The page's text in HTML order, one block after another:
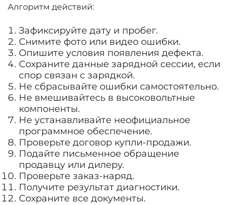
Алгоритм действий:
Зафиксируйте дату и пробег.
Снимите фото или видео ошибки.
Опишите условия появления дефекта.
Сохраните данные зарядной сессии, если
спор связан с зарядкой.
Не сбрасывайте ошибки самостоятельно.
Не вмешивайтесь в высоковольтные
компоненты.
Не устанавливайте неофициальное
программное обеспечение.
Проверьте договор купли-продажи.
Подайте письменное обращение
продавцу или дилеру.
Проверьте заказ-наряд.
Получите результат диагностики.
Сохраните все документы.